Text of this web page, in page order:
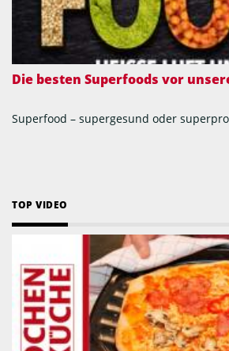
Die besten Superfoods vor
Superfood – supergesund oder
TOP VIDEO